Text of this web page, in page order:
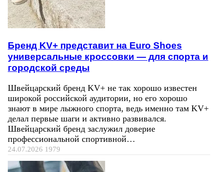
Бренд KV+ представит на Euro Shoes
универсальные кроссовки — для спорта и
городской среды
Швейцарский бренд KV+ не так хорошо известен
широкой российской аудитории, но его хорошо
знают в мире лыжного спорта, ведь именно там KV+
делал первые шаги и активно развивался.
Швейцарский бренд заслужил доверие
профессиональной спортивной…
24.07.2026 1979